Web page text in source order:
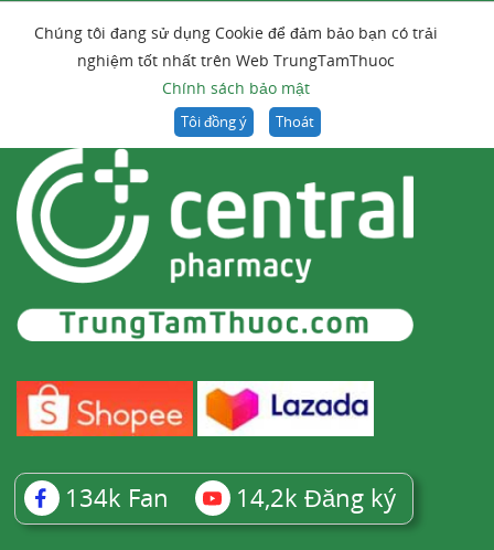
Chúng tôi đang sử dụng Cookie để đảm bảo bạn có trải
nghiệm tốt nhất trên Web TrungTamThuoc
Chính sách bảo mật
Tôi đồng ý Thoát
134k Fan 14,2k Đăng ký